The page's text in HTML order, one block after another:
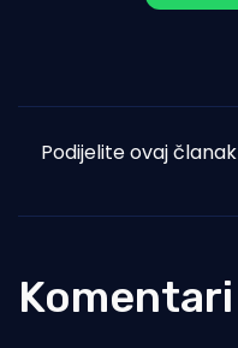
Podijelite ovaj članak
Komentari